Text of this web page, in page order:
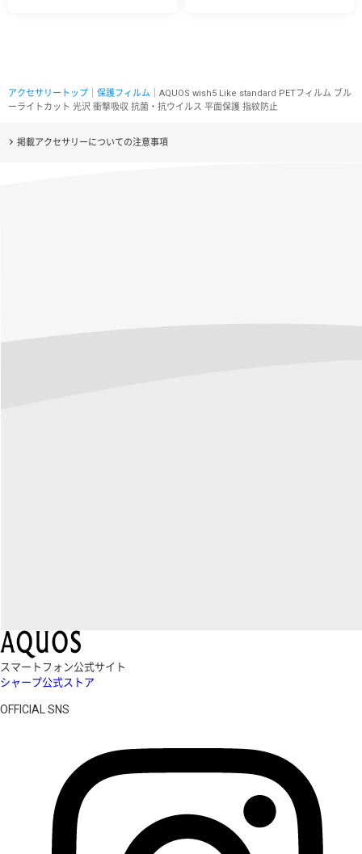
アクセサリートップ 保護フィルム ｜AQUOS wish5 Like standard PETフィルム ブル
ーライトカット 光沢 衝撃吸収 抗菌・抗ウイルス 平面保護 指紋防止
掲載アクセサリーについての注意事項
スマートフォン公式サイト
シャープ公式ストア
OFFICIAL SNS